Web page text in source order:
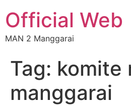
Official Web
MAN 2 Manggarai
Tag: komite
manggarai